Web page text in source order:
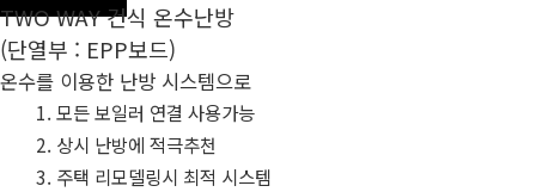
TWO WAY 건식 온수난방
(단열부 : EPP보드)
온수를 이용한 난방 시스템으로
모든 보일러 연결 사용가능
상시 난방에 적극추천
주택 리모델링시 최적 시스템